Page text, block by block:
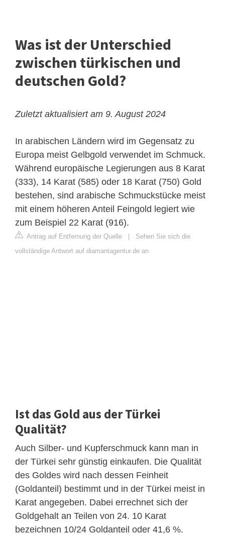
Was ist der Unterschied
zwischen türkischen und
deutschen Gold?
Zuletzt aktualisiert am 9. August 2024
In arabischen Ländern wird im Gegensatz zu
Europa meist Gelbgold verwendet im Schmuck.
Während europäische Legierungen aus 8 Karat
(333), 14 Karat (585) oder 18 Karat (750) Gold
bestehen, sind arabische Schmuckstücke meist
mit einem höheren Anteil Feingold legiert wie
zum Beispiel 22 Karat (916).
Antrag auf Entfernung der Quelle
Sehen Sie sich die
vollständige Antwort auf diamantagentur.de an
Ist das Gold aus der Türkei
Qualität?
Auch Silber- und Kupferschmuck kann man in
der Türkei sehr günstig einkaufen. Die Qualität
des Goldes wird nach dessen Feinheit
(Goldanteil) bestimmt und in der Türkei meist in
Karat angegeben. Dabei errechnet sich der
Goldgehalt an Teilen von 24. 10 Karat
bezeichnen 10/24 Goldanteil oder 41,6 %.